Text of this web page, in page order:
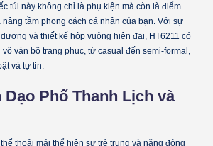
túi này không chỉ là phụ kiện mà còn là điểm
tầm phong cách cá nhân của bạn. Với sự
và thiết kế hộp vuông hiện đại, HT6211 có
vàn bộ trang phục, từ casual đến semi-formal,
và tự tin.
Dạo Phố Thanh Lịch và
thoải mái thể hiện sự trẻ trung và năng động